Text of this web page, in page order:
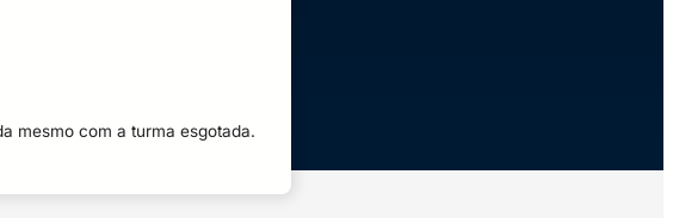
mesmo com a turma esgotada.